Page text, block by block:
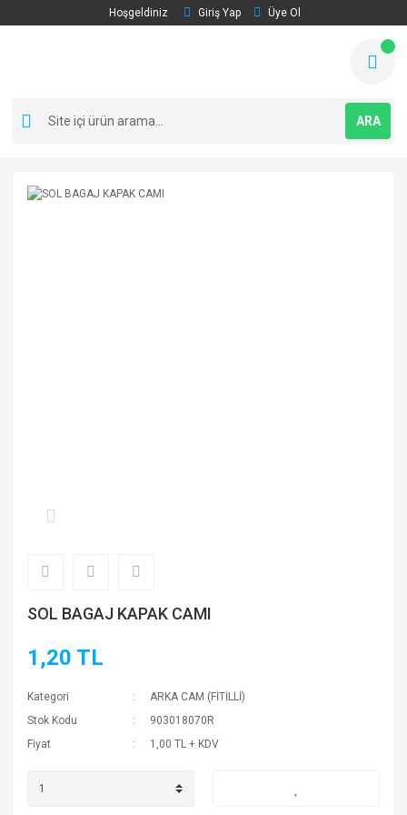
Hoşgeldiniz Giriş Yap Üye Ol
ARA
SOL BAGAJ KAPAK CAMI
1,20 TL
Kategori
ARKA CAM (FİTİLLİ)
Stok Kodu
903018070R
Fiyat
1,00 TL + KDV